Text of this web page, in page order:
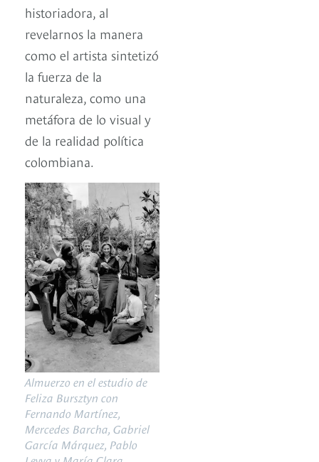
historiadora, al
revelarnos la manera
como el artista sintetizó
la fuerza de la
naturaleza, como una
metáfora de lo visual y
de la realidad política
colombiana.
Almuerzo en el estudio de
Feliza Bursztyn con
Fernando Martínez,
Mercedes Barcha, Gabriel
García Márquez, Pablo